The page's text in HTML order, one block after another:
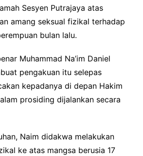
Sesyen Putrajaya atas
amang seksual fizikal terhadap
bulan lalu.
Muhammad Na’im Daniel
pengakuan itu selepas
kepadanya di depan Hakim
prosiding dijalankan secara
Naim didakwa melakukan
ke atas mangsa berusia 17